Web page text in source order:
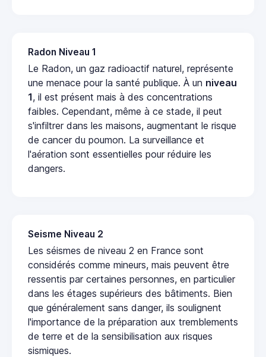
Radon Niveau 1
Le Radon, un gaz radioactif naturel, représente
une menace pour la santé publique. À un niveau
1, il est présent mais à des concentrations
faibles. Cependant, même à ce stade, il peut
s'infiltrer dans les maisons, augmentant le risque
de cancer du poumon. La surveillance et
l'aération sont essentielles pour réduire les
dangers.
Seisme Niveau 2
Les séismes de niveau 2 en France sont
considérés comme mineurs, mais peuvent être
ressentis par certaines personnes, en particulier
dans les étages supérieurs des bâtiments. Bien
que généralement sans danger, ils soulignent
l'importance de la préparation aux tremblements
de terre et de la sensibilisation aux risques
sismiques.